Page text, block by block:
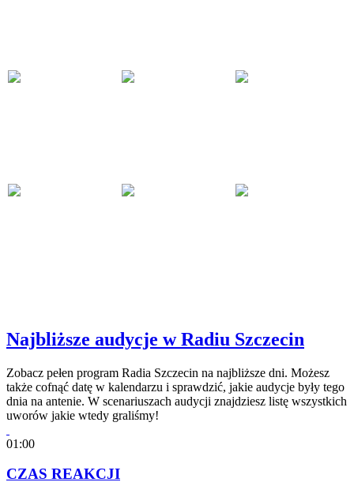
Najbliższe audycje w Radiu Szczecin
Zobacz pełen program Radia Szczecin na najbliższe dni. Możesz
także cofnąć datę w kalendarzu i sprawdzić, jakie audycje były tego
dnia na antenie. W scenariuszach audycji znajdziesz listę wszystkich
uworów jakie wtedy graliśmy!
01:00
CZAS REAKCJI